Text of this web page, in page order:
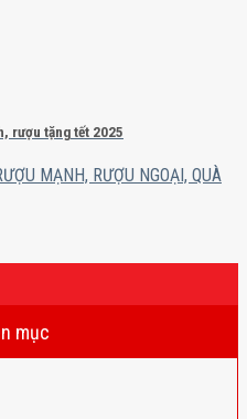
rượu tặng tết 2025
MẠNH, RƯỢU NGOẠI, QUÀ
mục